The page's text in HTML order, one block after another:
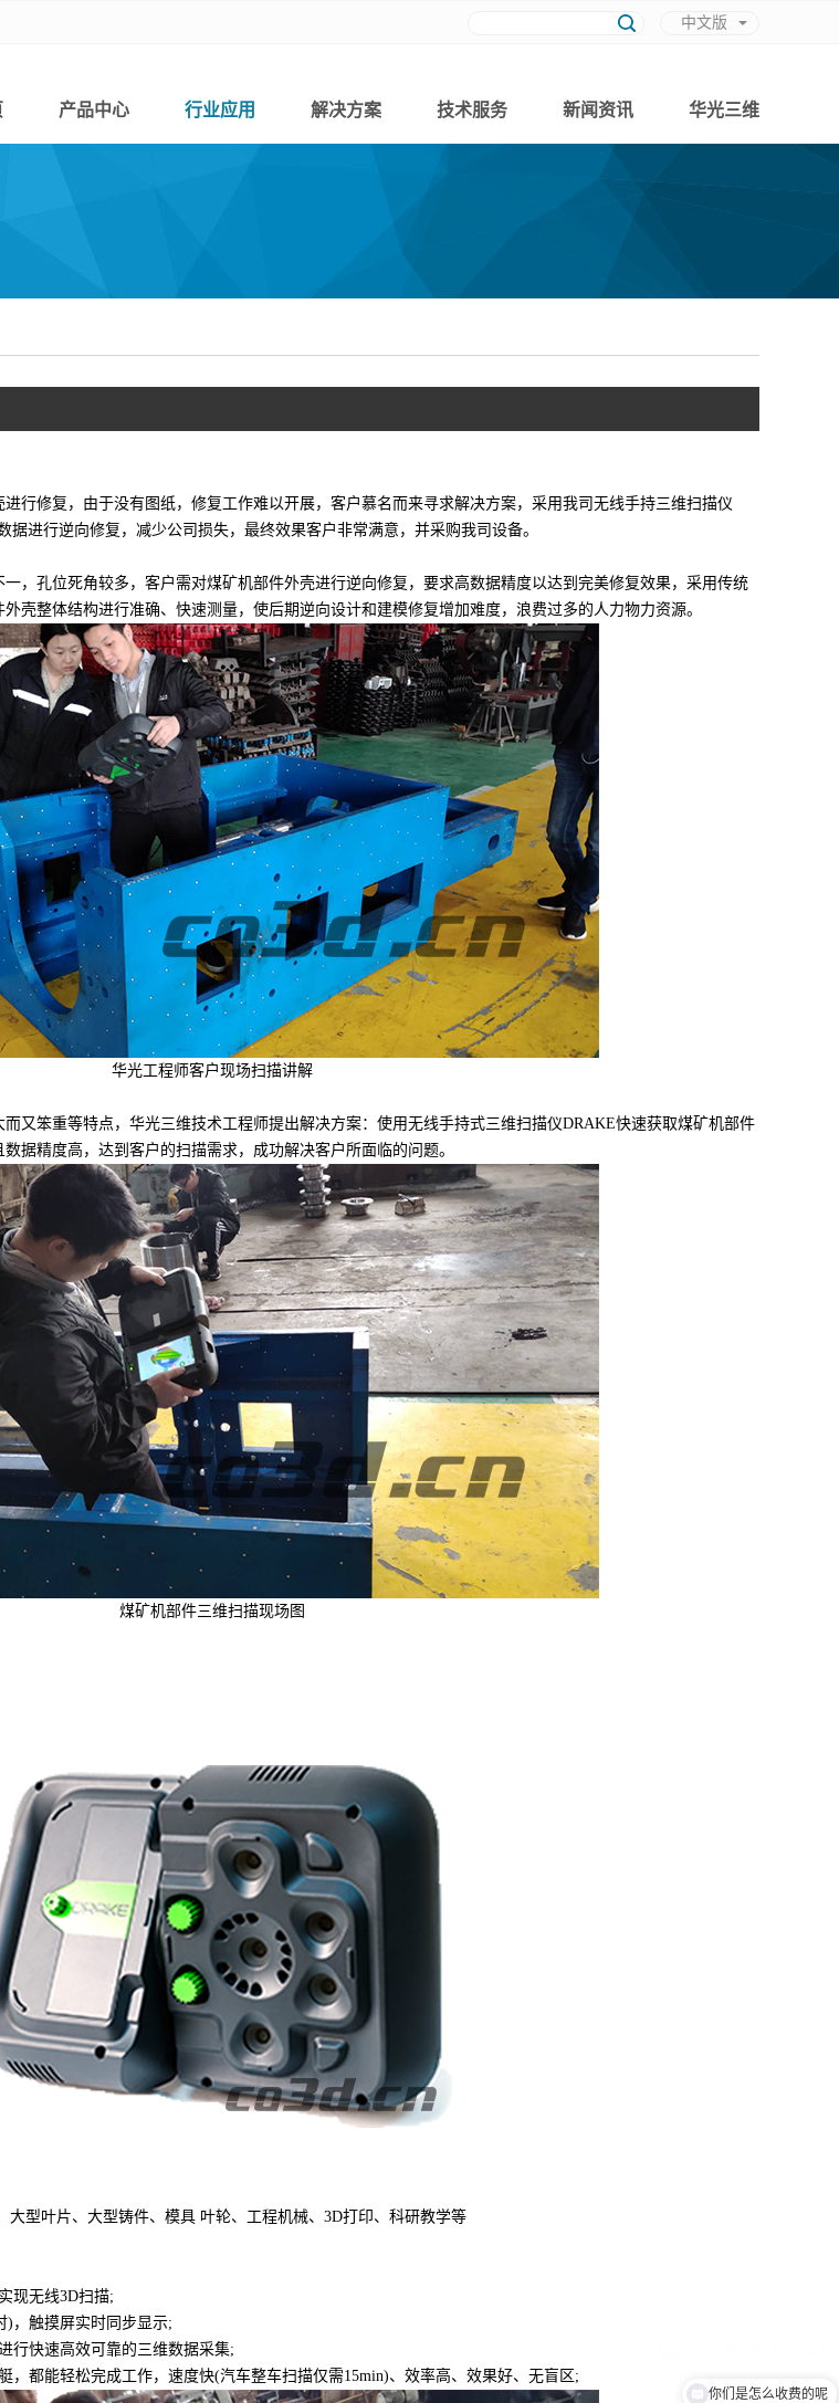
中文版
产品中心 行业应用 解决方案 技术服务 新闻资讯 华光三维
修复，由于没有图纸，修复工作难以开展，客户慕名而来寻求解决方案，采用我司无线手持三维扫描仪
进行逆向修复，减少公司损失，最终效果客户非常满意，并采购我司设备。
孔位死角较多，客户需对煤矿机部件外壳进行逆向修复，要求高数据精度以达到完美修复效果，采用传统
壳整体结构进行准确、快速测量，使后期逆向设计和建模修复增加难度，浪费过多的人力物力资源。
华光工程师客户现场扫描讲解
笨重等特点，华光三维技术工程师提出解决方案：使用无线手持式三维扫描仪DRAKE快速获取煤矿机部件
据精度高，达到客户的扫描需求，成功解决客户所面临的问题。
煤矿机部件三维扫描现场图
大型叶片、大型铸件、模具 叶轮、工程机械、3D打印、科研教学等
现无线3D扫描;
，触摸屏实时同步显示;
行快速高效可靠的三维数据采集;
都能轻松完成工作，速度快(汽车整车扫描仅需15min)、效率高、效果好、无盲区;
你们是怎么收费的呢